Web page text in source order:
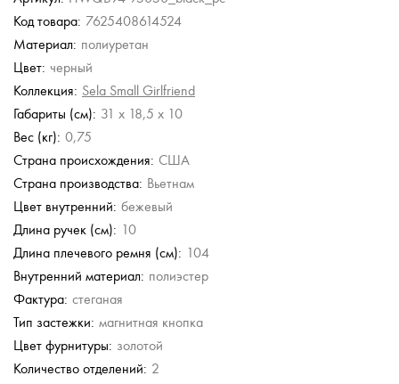
Сумка-сэтчел
59 380 руб.
35 000 руб.
50 000 руб.
Сумка-сэтчел
59 380 руб.
35 000 руб.
50 000 руб.
Код товара: 7625408614524
Материал: полиуретан
Цвет: черный
Коллекция: Sela Small Girlfriend
Габариты (см): 31 x 18,5 x 10
Вес (кг): 0,75
Страна происхождения: США
Страна производства: Вьетнам
Цвет внутренний: бежевый
Длина ручек (см): 10
Длина плечевого ремня (см): 104
Внутренний материал: полиэстер
Фактура: стеганая
Тип застежки: магнитная кнопка
Цвет фурнитуры: золотой
Количество отделений: 2